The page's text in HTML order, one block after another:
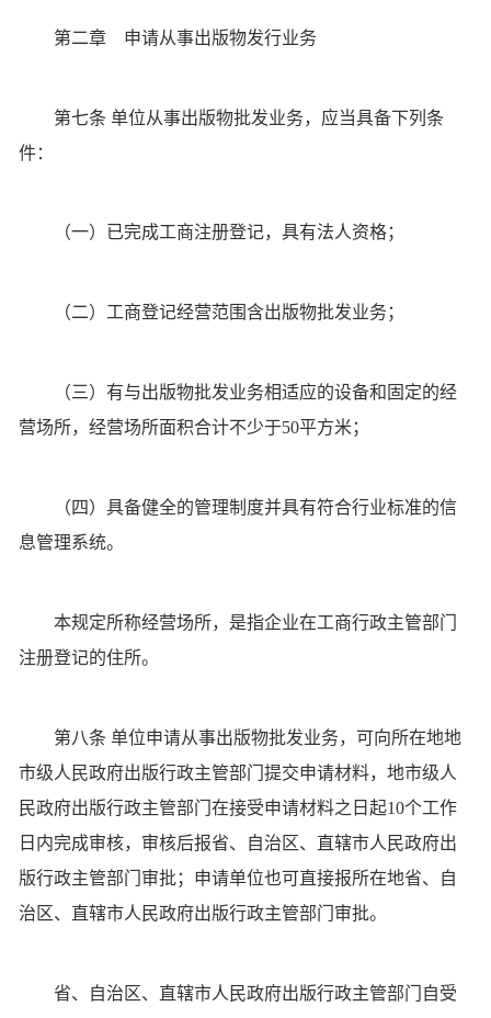
第二章 申请从事出版物发行业务
第七条 单位从事出版物批发业务，应当具备下列条
件：
（一）已完成工商注册登记，具有法人资格；
（二）工商登记经营范围含出版物批发业务；
（三）有与出版物批发业务相适应的设备和固定的经
营场所，经营场所面积合计不少于50平方米；
（四）具备健全的管理制度并具有符合行业标准的信
息管理系统。
本规定所称经营场所，是指企业在工商行政主管部门
注册登记的住所。
第八条 单位申请从事出版物批发业务，可向所在地地
市级人民政府出版行政主管部门提交申请材料，地市级人
民政府出版行政主管部门在接受申请材料之日起10个工作
日内完成审核，审核后报省、自治区、直辖市人民政府出
版行政主管部门审批；申请单位也可直接报所在地省、自
治区、直辖市人民政府出版行政主管部门审批。
省、自治区、直辖市人民政府出版行政主管部门自受